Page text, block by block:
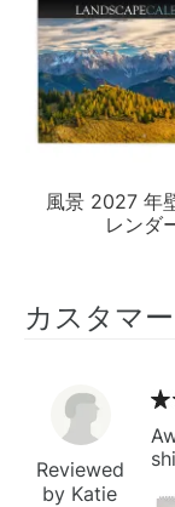
風景 2027 年
レンダ
カスタマ
Reviewed
by Katie